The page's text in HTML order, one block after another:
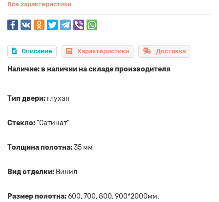
Все характеристики
Описание Характеристики Доставка
Наличие: в наличии на складе производителя
Тип двери: глухая
Стекло:"Сатинат"
Толщина полотна:35 мм
Вид отделки: Винил
Размер полотна:600, 700, 800, 900*2000мм.